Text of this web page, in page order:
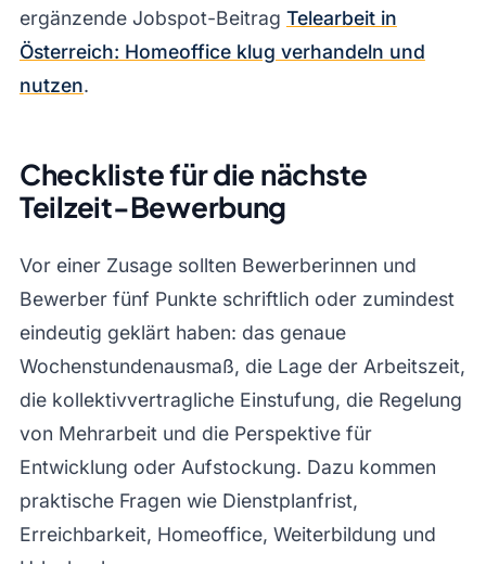
ergänzende Jobspot-Beitrag Telearbeit in
Österreich: Homeoffice klug verhandeln und
nutzen.
Checkliste für die nächste
Teilzeit-Bewerbung
Vor einer Zusage sollten Bewerberinnen und
Bewerber fünf Punkte schriftlich oder zumindest
eindeutig geklärt haben: das genaue
Wochenstundenausmaß, die Lage der Arbeitszeit,
die kollektivvertragliche Einstufung, die Regelung
von Mehrarbeit und die Perspektive für
Entwicklung oder Aufstockung. Dazu kommen
praktische Fragen wie Dienstplanfrist,
Erreichbarkeit, Homeoffice, Weiterbildung und